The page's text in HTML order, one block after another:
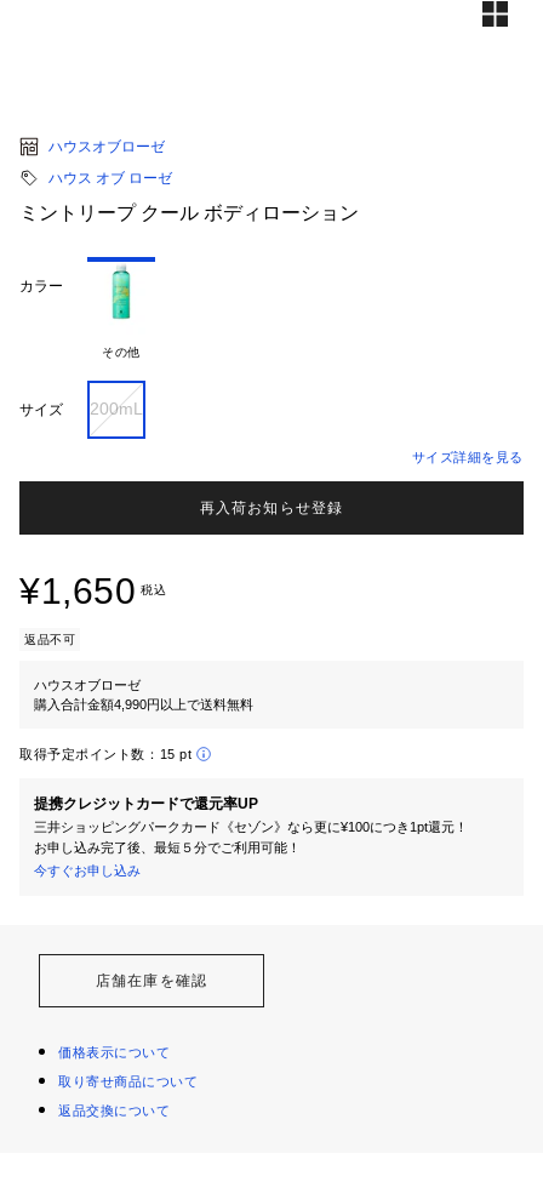
ハウスオブローゼ
ハウス オブ ローゼ
ミントリープ クール ボディローション
カラー
その他
サイズ 200mL
サイズ詳細を見る
再入荷お知らせ登録
¥1,650 税込
返品不可
ハウスオブローゼ
購入合計金額4,990円以上で送料無料
取得予定ポイント数： 15 pt
提携クレジットカードで還元率UP
三井ショッピングパークカード《セゾン》なら更に¥100につき1pt還元！
お申し込み完了後、最短５分でご利用可能！
今すぐお申し込み
店舗在庫を確認
価格表示について
取り寄せ商品について
返品交換について